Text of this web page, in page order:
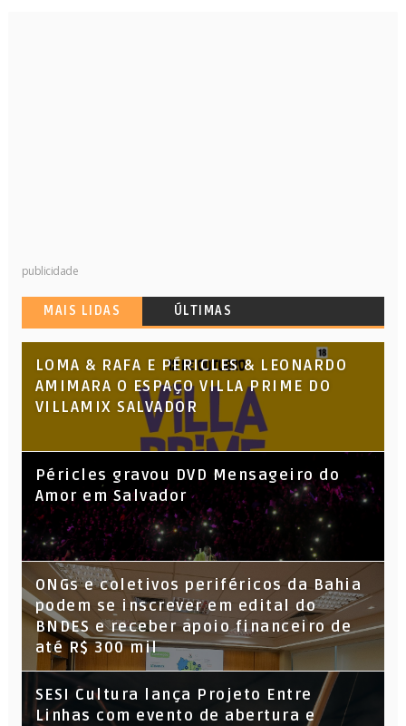
publicidade
MAIS LIDAS ÚLTIMAS
LOMA & RAFA E PÉRICLES & LEONARDO
AMIMARA O ESPAÇO VILLA PRIME DO
VILLAMIX SALVADOR
Péricles gravou DVD Mensageiro do
Amor em Salvador
ONGs e coletivos periféricos da Bahia
podem se inscrever em edital do
BNDES e receber apoio financeiro de
até R$ 300 mil
SESI Cultura lança Projeto Entre
Linhas com evento de abertura e